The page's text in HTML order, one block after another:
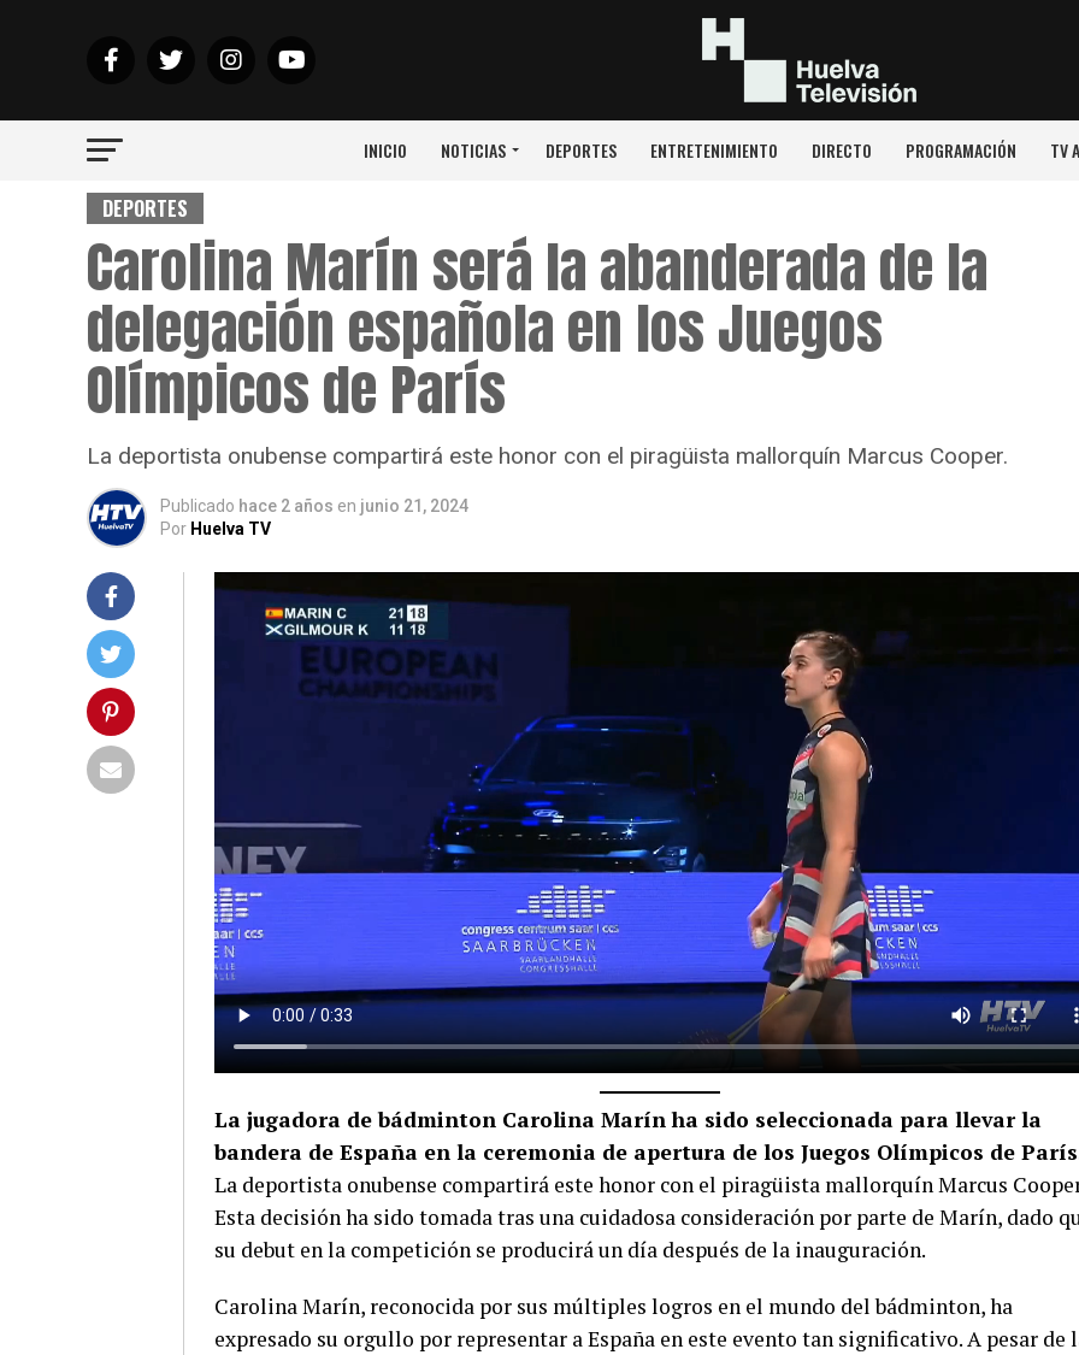
INICIO NOTICIAS DEPORTES ENTRETENIMIENTO DIRECTO PROGRAMACIÓN TV
DEPORTES
Carolina Marín será la abanderada de la
delegación española en los Juegos
Olímpicos de París
La deportista onubense compartirá este honor con el piragüista mallorquín Marcus Cooper.
Publicado hace 2 años en junio 21, 2024
Por Huelva TV
La jugadora de bádminton Carolina Marín ha sido seleccionada para llevar la
bandera de España en la ceremonia de apertura de los Juegos Olímpicos de
La deportista onubense compartirá este honor con el piragüista mallorquín Marcus
Esta decisión ha sido tomada tras una cuidadosa consideración por parte de Marín, dado
su debut en la competición se producirá un día después de la inauguración.
Carolina Marín, reconocida por sus múltiples logros en el mundo del bádminton, ha
expresado su orgullo por representar a España en este evento tan significativo. A pesar de